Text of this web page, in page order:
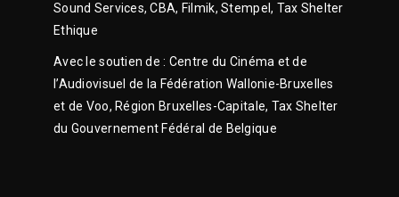
Sound Services, CBA, Filmik, Stempel, Tax Shelter
Ethique
Avec le soutien de : Centre du Cinéma et de
l’Audiovisuel de la Fédération Wallonie-Bruxelles
et de Voo, Région Bruxelles-Capitale, Tax Shelter
du Gouvernement Fédéral de Belgique